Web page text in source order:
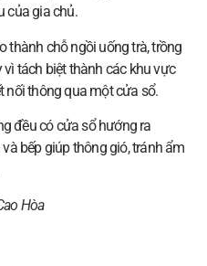
của gia chủ.
thành chỗ ngồi uống trà, trồng
tách biệt thành các khu vực
nối thông qua một cửa sổ.
đều có cửa sổ hướng ra
bếp giúp thông gió, tránh ẩm
Hòa